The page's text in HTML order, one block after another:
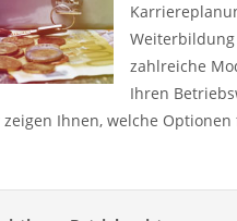
zahlreiche
Ihren
Ihnen, welche